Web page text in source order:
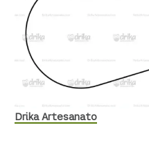
Drika Artesanato